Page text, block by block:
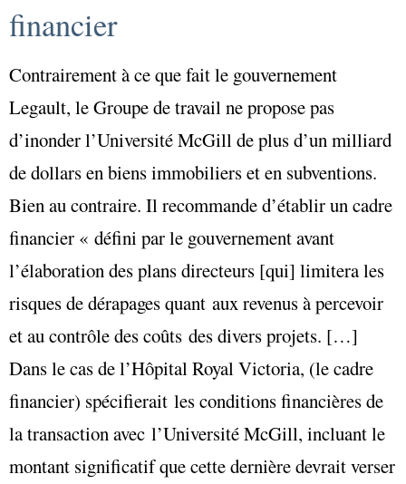
financier
Contrairement à ce que fait le gouvernement
Legault, le Groupe de travail ne propose pas
d’inonder l’Université McGill de plus d’un milliard
de dollars en biens immobiliers et en subventions.
Bien au contraire. Il recommande d’établir un cadre
financier « défini par le gouvernement avant
l’élaboration des plans directeurs [qui] limitera les
risques de dérapages quant aux revenus à percevoir
et au contrôle des coûts des divers projets. […]
Dans le cas de l’Hôpital Royal Victoria, (le cadre
financier) spécifierait les conditions financières de
la transaction avec l’Université McGill, incluant le
montant significatif que cette dernière devrait verser